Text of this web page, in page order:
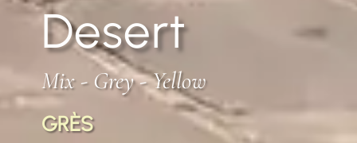
Desert
Mix - Grey - Yellow
GRÈS